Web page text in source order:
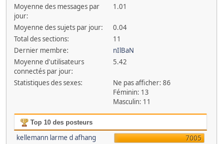
Moyenne des messages par
jour:
1.01
Moyenne des sujets par jour:
0.04
Total des sections:
11
Dernier membre:
nIlBaN
Moyenne d'utilisateurs
connectés par jour:
5.42
Statistiques des sexes:
Ne pas afficher: 86
Féminin: 13
Masculin: 11
Top 10 des posteurs
kellemann larme d afhang
7005